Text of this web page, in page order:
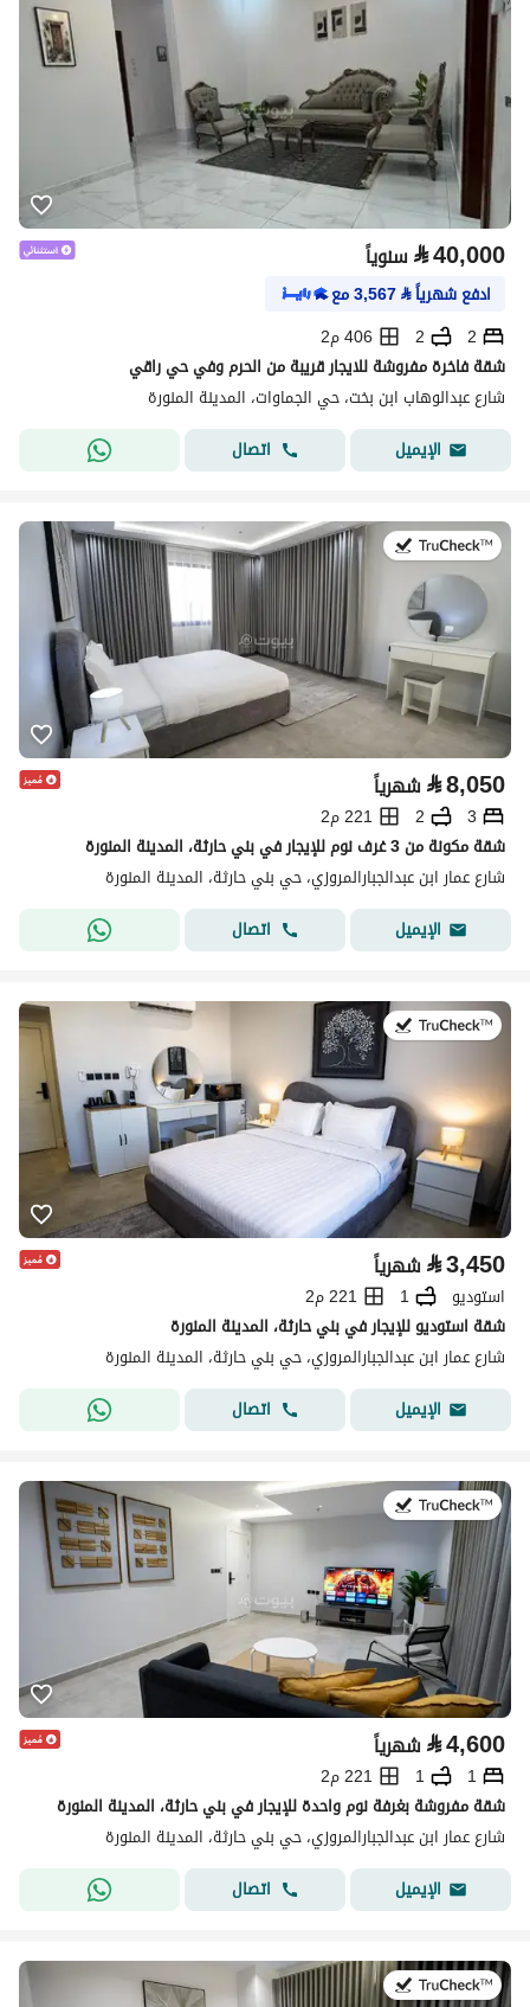
⃁40,000 سنوياً
ادفع شهرياً⃁
3,567مع
2
2
406 م2
شقة فاخرة مفروشة للايجار قريبة من الحرم وفي حي راقي
شارع عبدالوهاب ابن بخت، حي الجماوات، المدينة المنورة
الإيميل
اتصال
في:19 يوليو 2026
⃁8,050 شهرياً
3
2
221 م2
شقة مكونة من 3 غرف نوم للإيجار في بني حارثة، المدينة المنورة
شارع عمار ابن عبدالجبارالمروزي، حي بني حارثة، المدينة المنورة
الإيميل
اتصال
في:19 يوليو 2026
⃁3,450 شهرياً
استوديو 1
221 م2
شقة استوديو للإيجار في بني حارثة، المدينة المنورة
شارع عمار ابن عبدالجبارالمروزي، حي بني حارثة، المدينة المنورة
الإيميل
اتصال
⃁4,600 شهرياً
1
1
221 م2
شقة مفروشة بغرفة نوم واحدة للإيجار في بني حارثة، المدينة المنورة
شارع عمار ابن عبدالجبارالمروزي، حي بني حارثة، المدينة المنورة
الإيميل
اتصال
في:19 يوليو 2026